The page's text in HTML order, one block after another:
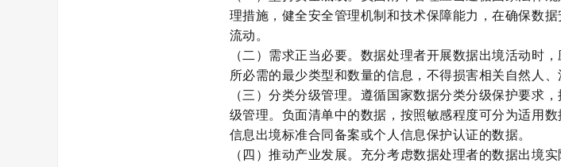
理措施，健全安全管理机制和技术保障能力，在确保数
流动。
（二）需求正当必要。数据处理者开展数据出境活动时
所必需的最少类型和数量的信息，不得损害相关自然人、
（三）分类分级管理。遵循国家数据分类分级保护要求
级管理。负面清单中的数据，按照敏感程度可分为适用
信息出境标准合同备案或个人信息保护认证的数据。
（四）推动产业发展。充分考虑数据处理者的数据出境